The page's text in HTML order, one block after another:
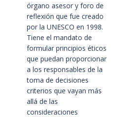
órgano asesor y foro de
reflexión que fue creado
por la UNESCO en 1998.
Tiene el mandato de
formular principios éticos
que puedan proporcionar
a los responsables de la
toma de decisiones
criterios que vayan más
allá de las
consideraciones